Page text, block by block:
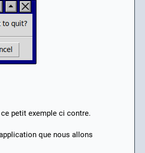
petit exemple ci contre.
que nous allons